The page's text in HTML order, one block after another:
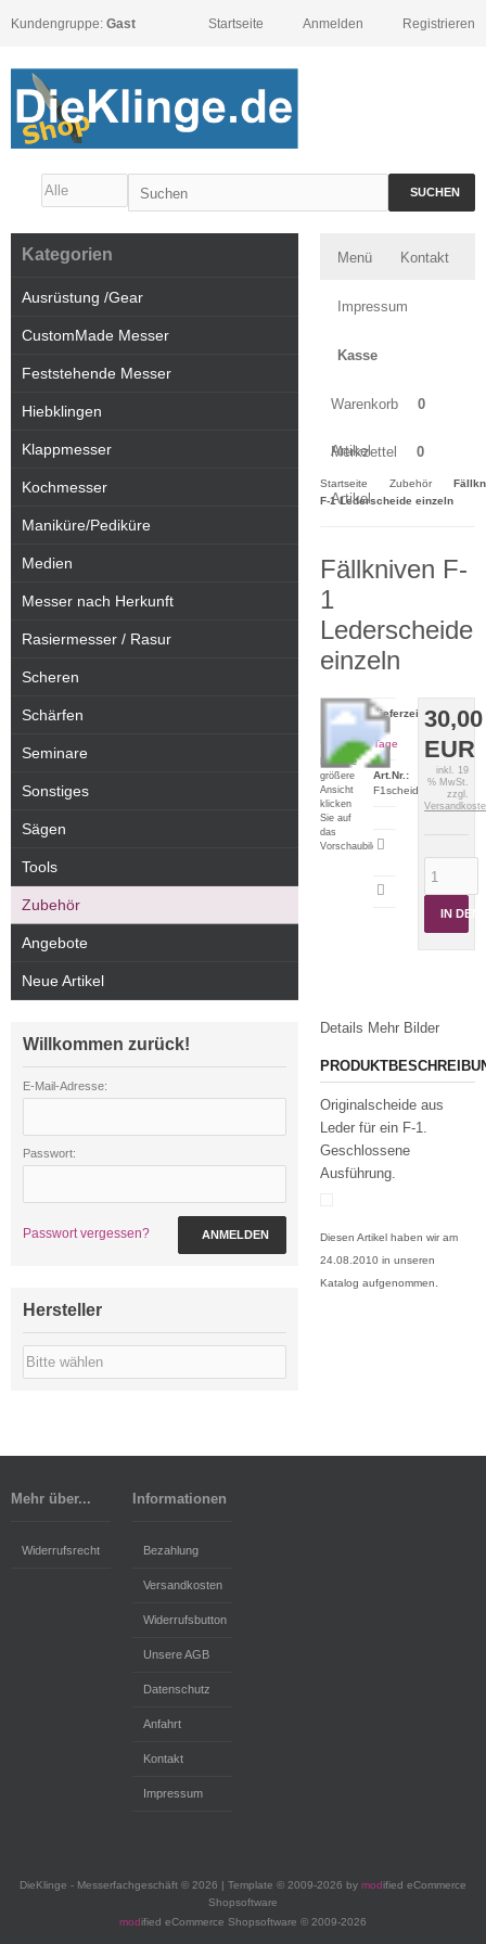
Kundengruppe: Gast Registrieren
Anmelden
Startseite
SUCHEN
Menü Kontakt
Impressum
Kasse
Warenkorb 0
Artikel
Merkzettel 0
Artikel
Startseite Zubehör
F-1 Lederscheide einzeln
Fällkniven F-
1
Lederscheide
einzeln
Für eine
größere
Ansicht
klicken
Sie auf
das
Vorschaubild
30,00
EUR
inkl. 19
% MwSt.
zzgl.
IN DEN
Lieferzeit:
2-5
Tage
Art.Nr.:
F1scheide
drucken
Details Mehr Bilder
Originalscheide aus
Leder für ein F-1.
Geschlossene
Ausführung.
Diesen Artikel haben wir am
24.08.2010 in unseren
Katalog aufgenommen.
Kategorien
Ausrüstung /Gear
CustomMade Messer
Feststehende Messer
Hiebklingen
Klappmesser
Kochmesser
Maniküre/Pediküre
Medien
Messer nach Herkunft
Rasiermesser / Rasur
Scheren
Schärfen
Seminare
Sonstiges
Sägen
Tools
Zubehör
Angebote
Neue Artikel
Willkommen zurück!
E-Mail-Adresse:
Passwort:
Passwort vergessen? ANMELDEN
Hersteller
Mehr über...
Widerrufsrecht
Informationen
Bezahlung
Versandkosten
Widerrufsbutton
Unsere AGB
Datenschutz
Anfahrt
Kontakt
Impressum
DieKlinge - Messerfachgeschäft © 2026 | Template © 2009-2026 by modified eCommerce
Shopsoftware
modified eCommerce Shopsoftware © 2009-2026